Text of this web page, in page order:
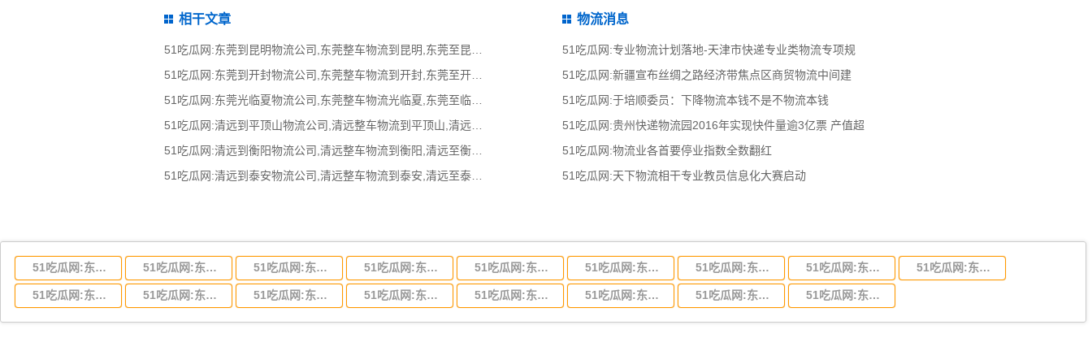
相干文章
51吃瓜网:东莞到开封物流公司,东莞整车物流到开封,东莞至开封物流专线 - 天南
51吃瓜网:东莞光临夏物流公司,东莞整车物流光临夏,东莞至临夏物流专线 - 天南
51吃瓜网:清远到平顶山物流公司,清远整车物流到平顶山,清远至平顶山物流专线
51吃瓜网:清远到衡阳物流公司,清远整车物流到衡阳,清远至衡阳物流专线 - 天南
51吃瓜网:清远到泰安物流公司,清远整车物流到泰安,清远至泰安物流专线 - 天南
物流消息
51吃瓜网:专业物流计划落地-天津市快递专业类物流专项规
51吃瓜网:新疆宣布丝绸之路经济带焦点区商贸物流中间建
51吃瓜网:于培顺委员：下降物流本钱不是不物流本钱
51吃瓜网:贵州快递物流园2016年实现快件量逾3亿票 产值超
51吃瓜网:物流业各首要停业指数全数翻红
51吃瓜网:天下物流相干专业教员信息化大赛启动
51吃瓜网:东莞到湖北省物流专线,东莞到湖北省物流公司 51吃瓜网:东莞到河南省物流专线,东莞到河南省物流公司 51吃瓜网:东莞到湖南省物流专线,东莞到湖南省物流公司 51吃瓜网:东莞到河北省物流专线,东莞到河北省物流公司 51吃瓜网:东莞到吉林省物流运输,东莞到吉林省物流公司 51吃瓜网:东莞到甘肃省物流运输,东莞到甘肃省物流公司 51吃瓜网:东莞到陕西省物流运输,东莞到陕西省物流公司 51吃瓜网:东莞到贵州省物流运输,东莞到贵州省物流公司 51吃瓜网:东莞到四川省物流专线,东莞到四川省物流公司
51吃瓜网:东莞到云南省物流运输,东莞到云南省物流公司 51吃瓜网:东莞到江西省物流专线,东莞到江西省物流公司 51吃瓜网:东莞到安徽省物流专线,东莞到安徽省物流公司 51吃瓜网:东莞到山东省物流专线,东莞到山东省物流公司 51吃瓜网:东莞到江苏物流专线运输,东莞到江苏省物流公司 51吃瓜网:东莞到浙江省物流运输,东莞到浙江省物流公司 51吃瓜网:东莞到福建省物流运输,东莞到福建省物流公司 51吃瓜网:东莞到广西物流专线,东莞到广西物流公司